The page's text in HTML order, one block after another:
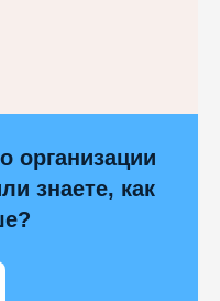
организации
знаете, как